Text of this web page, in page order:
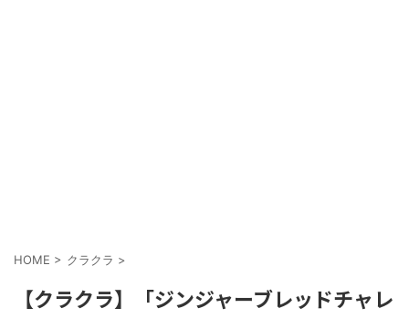
HOME > クラクラ >
【クラクラ】「ジンジャーブレッドチャレ